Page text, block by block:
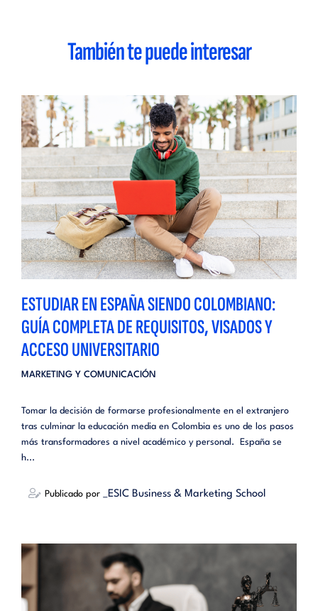
También te puede interesar
ESTUDIAR EN ESPAÑA SIENDO COLOMBIANO:
GUÍA COMPLETA DE REQUISITOS, VISADOS Y
ACCESO UNIVERSITARIO
MARKETING Y COMUNICACIÓN
Tomar la decisión de formarse profesionalmente en el extranjero
tras culminar la educación media en Colombia es uno de los pasos
más transformadores a nivel académico y personal. España se
h...
Publicado por _ESIC Business & Marketing School